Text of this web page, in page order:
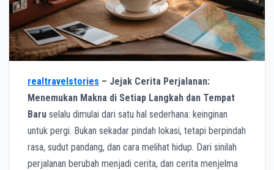
realtravelstories – Jejak Cerita Perjalanan:
Menemukan Makna di Setiap Langkah dan Tempat
Baru selalu dimulai dari satu hal sederhana: keinginan
untuk pergi. Bukan sekadar pindah lokasi, tetapi berpindah
rasa, sudut pandang, dan cara melihat hidup. Dari sinilah
perjalanan berubah menjadi cerita, dan cerita menjelma